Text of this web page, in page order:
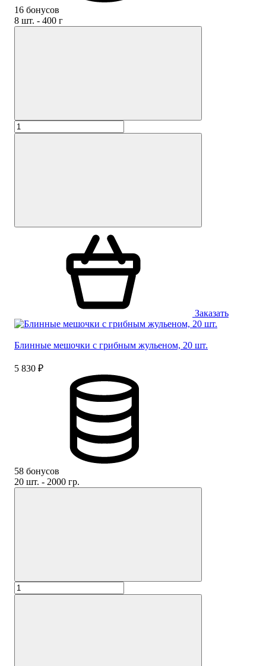
16 бонусов
8 шт. - 400 г
Заказать
Блинные мешочки с грибным жульеном, 20 шт.
5 830 ₽
58 бонусов
20 шт. - 2000 гр.